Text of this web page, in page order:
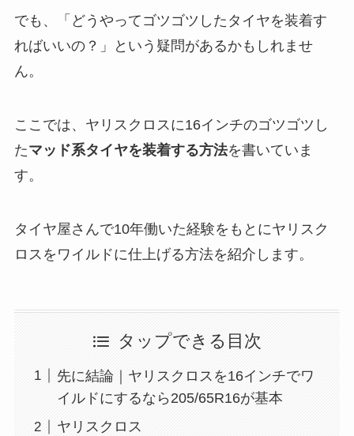
でも、「どうやってゴツゴツしたタイヤを装着す
ればいいの？」という疑問があるかもしれませ
ん。
ここでは、ヤリスクロスに16インチのゴツゴツし
たマッド系タイヤを装着する方法を書いていま
す。
タイヤ屋さんで10年働いた経験をもとにヤリスク
ロスをワイルドに仕上げる方法を紹介します。
タップできる目次
先に結論｜ヤリスクロスを16インチでワ
イルドにするなら205/65R16が基本
ヤリスクロス